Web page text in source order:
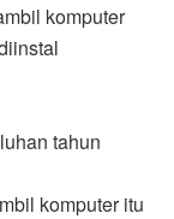
komputer
tahun
komputer itu